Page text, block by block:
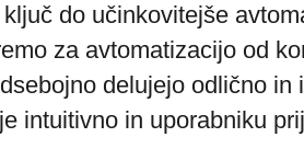
do učinkovitejše
za avtomatizacijo od
delujejo odlično in
intuitivno in uporabniku